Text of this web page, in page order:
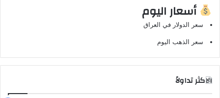
أسعار اليوم
سعر الدولار في العراق
سعر الذهب اليوم
الاكثر تداولاً